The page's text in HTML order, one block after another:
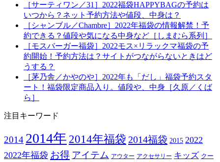
［サーティワン／31］2022福袋HAPPYBAGの予約は
いつから？ネット予約方法や値段、中身は？
［シャンブル／Chambre］2022年福袋の情報解禁！予
約できる？値段や気になる中身など［しまむら系列］
［モスバーガー福袋］2022モス×リラックマ福袋の予
約開始！予約方法は？サイトがつながらないときはど
うする？
［茅乃舎／かやのや］2022年も「だし」福袋予約スタ
ート！福袋限定商品入り。値段や、中身［久原／くば
ら］
注目キーワード
2014 2014年 2014年福袋 2014福袋 2015 2022
2022年福袋 お得 アイテム アウター アクセサリー キッズ クー